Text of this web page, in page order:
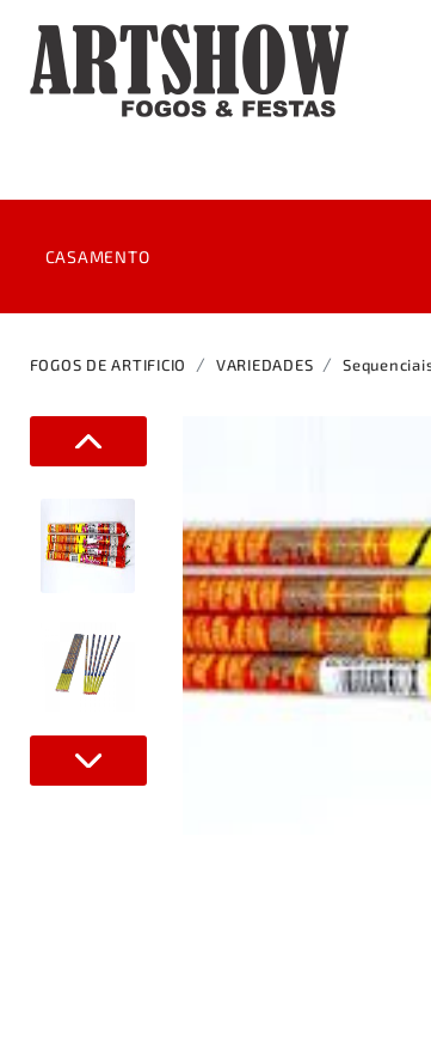
CASAMENTO
Saída da igreja
FOGOS DE ARTIFICIO VARIEDADES